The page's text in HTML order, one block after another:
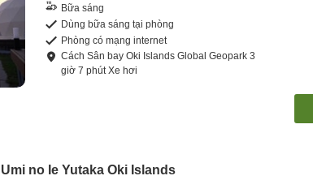
Bữa sáng
Dùng bữa sáng tại phòng
Phòng có mạng internet
CáchSân bay Oki Islands Global Geopark 3
giờ7 phútXe hơi
Umi no Ie Yutaka Oki Islands